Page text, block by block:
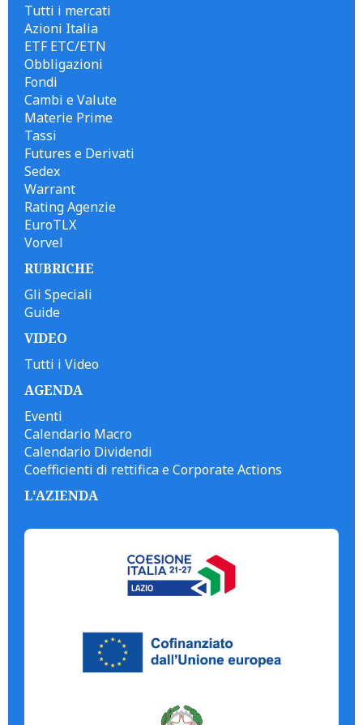
Tutti i mercati
Azioni Italia
ETF ETC/ETN
Obbligazioni
Fondi
Cambi e Valute
Materie Prime
Tassi
Futures e Derivati
Sedex
Warrant
Rating Agenzie
EuroTLX
Vorvel
RUBRICHE
Gli Speciali
Guide
VIDEO
Tutti i Video
AGENDA
Eventi
Calendario Macro
Calendario Dividendi
Coefficienti di rettifica e Corporate Actions
L'AZIENDA